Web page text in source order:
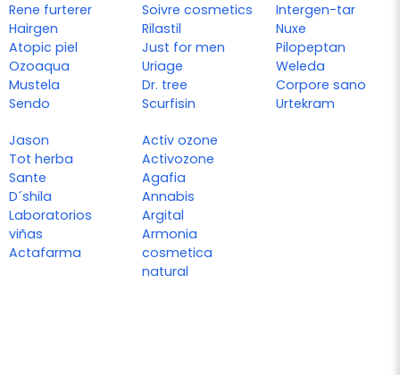
Rene furterer
Hairgen
Atopic piel
Ozoaqua
Mustela
Sendo
Soivre cosmetics
Rilastil
Just for men
Uriage
Dr. tree
Scurfisin
Intergen-tar
Nuxe
Pilopeptan
Weleda
Corpore sano
Urtekram
Jason
Tot herba
Sante
D´shila
Laboratorios
viñas
Actafarma
Activ ozone
Activozone
Agafia
Annabis
Argital
Armonia
cosmetica
natural